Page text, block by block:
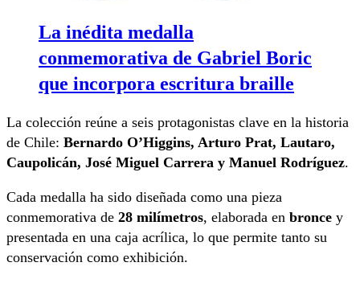
La inédita medalla
conmemorativa de Gabriel Boric
que incorpora escritura braille
La colección reúne a seis protagonistas clave en la historia
de Chile: Bernardo O’Higgins, Arturo Prat, Lautaro,
Caupolicán, José Miguel Carrera y Manuel Rodríguez.
Cada medalla ha sido diseñada como una pieza
conmemorativa de 28 milímetros, elaborada en bronce y
presentada en una caja acrílica, lo que permite tanto su
conservación como exhibición.